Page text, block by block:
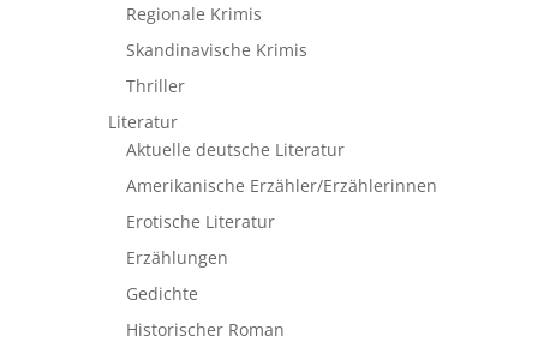
Regionale Krimis
Skandinavische Krimis
Thriller
Literatur
Aktuelle deutsche Literatur
Amerikanische Erzähler/Erzählerinnen
Erotische Literatur
Erzählungen
Gedichte
Historischer Roman